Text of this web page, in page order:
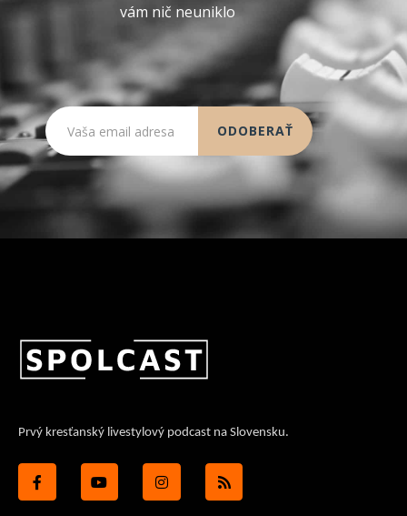
vám nič neuniklo
Prvý kresťanský livestylový podcast na Slovensku.